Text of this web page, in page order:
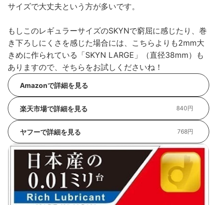
サイズで大丈夫という方が多いです。
もしこのレギュラーサイズのSKYNで窮屈に感じたり、巻
き下ろしにくさを感じた場合には、こちらよりも2mm大
きめに作られている「SKYN LARGE」（直径38mm）も
ありますので、そちらをお試しくださいね！
Amazonで詳細を見る
楽天市場で詳細を見る 840円
ヤフーで詳細を見る 768円